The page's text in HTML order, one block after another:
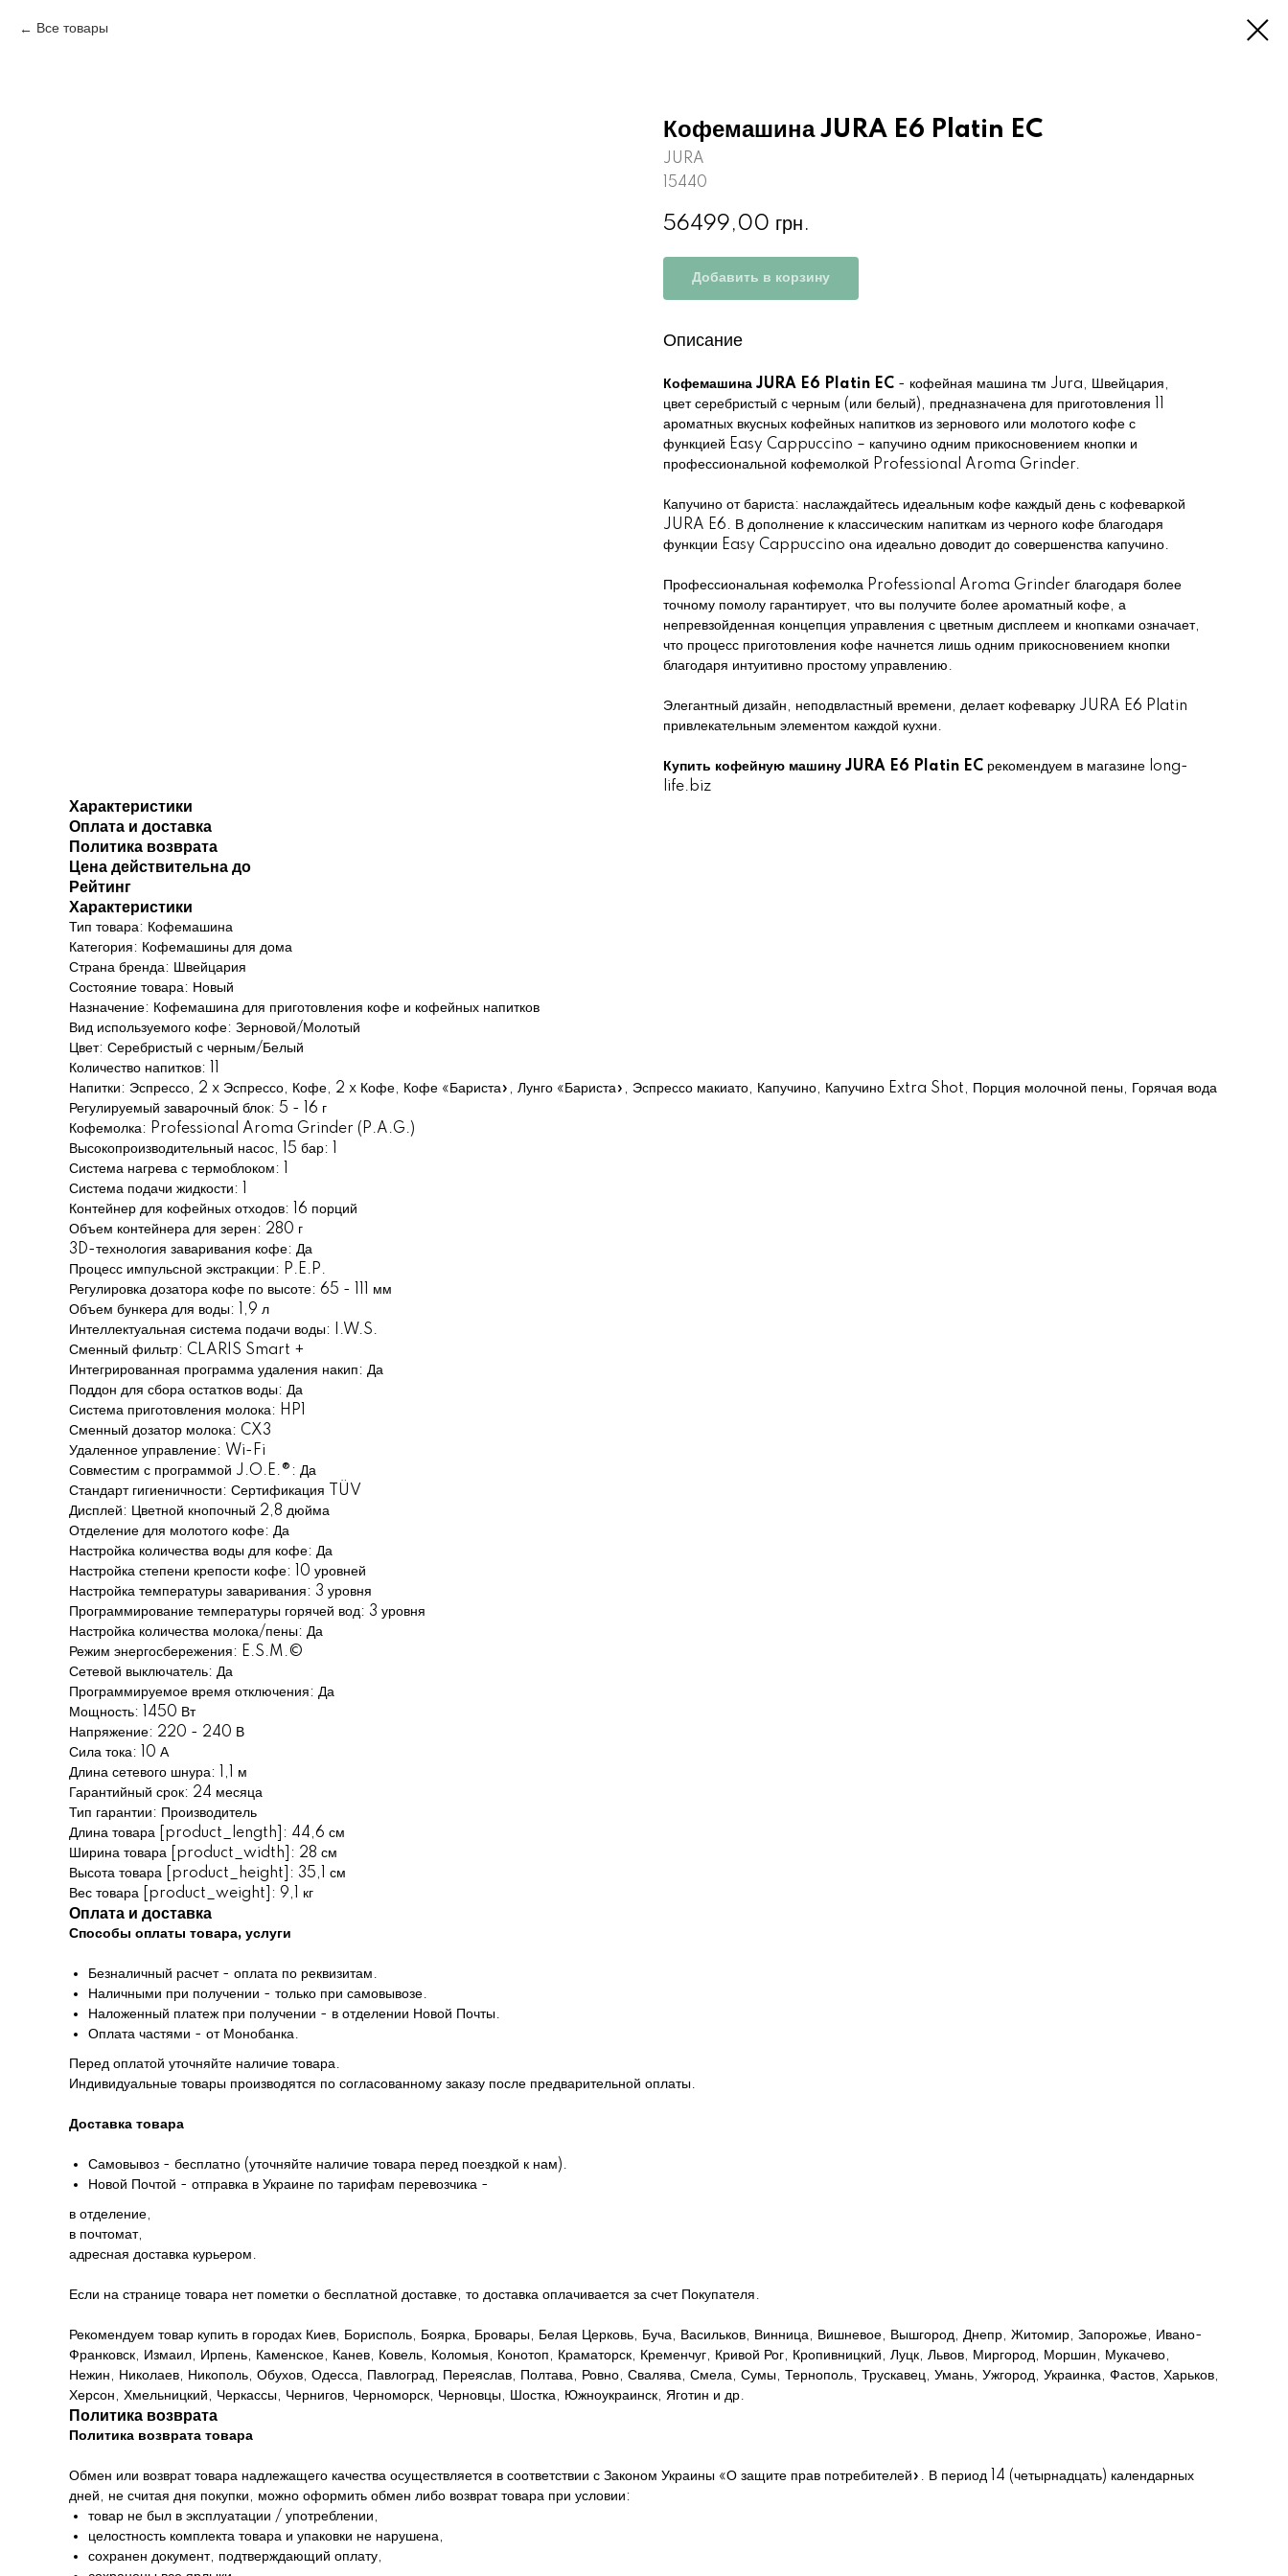
Все товары
Кофемашина JURA E6 Platin EC
JURA
15440
56499,00 грн.
Добавить в корзину
Описание
Кофемашина JURA E6 Platin EC - кофейная машина тм Jura, Швейцария,
цвет серебристый с черным (или белый), предназначена для приготовления 11
ароматных вкусных кофейных напитков из зернового или молотого кофе с
функцией Easy Cappuccino – капучино одним прикосновением кнопки и
профессиональной кофемолкой Professional Aroma Grinder.
Капучино от бариста: наслаждайтесь идеальным кофе каждый день с кофеваркой
JURA E6. В дополнение к классическим напиткам из черного кофе благодаря
функции Easy Cappuccino она идеально доводит до совершенства капучино.
Профессиональная кофемолка Professional Aroma Grinder благодаря более
точному помолу гарантирует, что вы получите более ароматный кофе, а
непревзойденная концепция управления с цветным дисплеем и кнопками означает,
что процесс приготовления кофе начнется лишь одним прикосновением кнопки
благодаря интуитивно простому управлению.
Элегантный дизайн, неподвластный времени, делает кофеварку JURA E6 Platin
привлекательным элементом каждой кухни.
Купить кофейную машину JURA E6 Platin EC рекомендуем в магазине long-
life.biz
Характеристики
Оплата и доставка
Политика возврата
Цена действительна до
Рейтинг
Характеристики
Тип товара: Кофемашина
Категория: Кофемашины для дома
Страна бренда: Швейцария
Состояние товара: Новый
Назначение: Кофемашина для приготовления кофе и кофейных напитков
Вид используемого кофе: Зерновой/Молотый
Цвет: Серебристый с черным/Белый
Количество напитков: 11
Напитки: Эспрессо, 2 x Эспрессо, Кофе, 2 x Кофе, Кофе «Бариста», Лунго «Бариста», Эспрессо макиато, Капучино, Капучино Extra Shot, Порция молочной пены, Горячая вода
Регулируемый заварочный блок: 5 - 16 г
Кофемолка: Professional Aroma Grinder (P.A.G.)
Высокопроизводительный насос, 15 бар: 1
Система нагрева с термоблоком: 1
Система подачи жидкости: 1
Контейнер для кофейных отходов: 16 порций
Объем контейнера для зерен: 280 г
3D-технология заваривания кофе: Да
Процесс импульсной экстракции: P.E.P.
Регулировка дозатора кофе по высоте: 65 - 111 мм
Объем бункера для воды: 1,9 л
Интеллектуальная система подачи воды: I.W.S.
Сменный фильтр: CLARIS Smart +
Интегрированная программа удаления накип: Да
Поддон для сбора остатков воды: Да
Система приготовления молока: HP1
Сменный дозатор молока: CX3
Удаленное управление: Wi-Fi
Совместим с программой J.O.E.®: Да
Стандарт гигиеничности: Сертификация TÜV
Дисплей: Цветной кнопочный 2,8 дюйма
Отделение для молотого кофе: Да
Настройка количества воды для кофе: Да
Настройка степени крепости кофе: 10 уровней
Настройка температуры заваривания: 3 уровня
Программирование температуры горячей вод: 3 уровня
Настройка количества молока/пены: Да
Режим энергосбережения: E.S.M.©
Сетевой выключатель: Да
Программируемое время отключения: Да
Мощность: 1450 Вт
Напряжение: 220 - 240 В
Сила тока: 10 А
Длина сетевого шнура: 1,1 м
Гарантийный срок: 24 месяца
Тип гарантии: Производитель
Длина товара [product_length]: 44,6 см
Ширина товара [product_width]: 28 см
Высота товара [product_height]: 35,1 см
Вес товара [product_weight]: 9,1 кг
Оплата и доставка
Способы оплаты товара, услуги
Безналичный расчет - оплата по реквизитам.
Наличными при получении - только при самовывозе.
Наложенный платеж при получении - в отделении Новой Почты.
Оплата частями - от Монобанка.
Перед оплатой уточняйте наличие товара.
Индивидуальные товары производятся по согласованному заказу после предварительной оплаты.
Доставка товара
Самовывоз - бесплатно (уточняйте наличие товара перед поездкой к нам).
Новой Почтой - отправка в Украине по тарифам перевозчика -
в отделение,
в почтомат,
адресная доставка курьером.
Если на странице товара нет пометки о бесплатной доставке, то доставка оплачивается за счет Покупателя.
Рекомендуем товар купить в городах Киев, Борисполь, Боярка, Бровары, Белая Церковь, Буча, Васильков, Винница, Вишневое, Вышгород, Днепр, Житомир, Запорожье, Ивано-
Франковск, Измаил, Ирпень, Каменское, Канев, Ковель, Коломыя, Конотоп, Краматорск, Кременчуг, Кривой Рог, Кропивницкий, Луцк, Львов, Миргород, Моршин, Мукачево,
Нежин, Николаев, Никополь, Обухов, Одесса, Павлоград, Переяслав, Полтава, Ровно, Свалява, Смела, Сумы, Тернополь, Трускавец, Умань, Ужгород, Украинка, Фастов, Харьков,
Херсон, Хмельницкий, Черкассы, Чернигов, Черноморск, Черновцы, Шостка, Южноукраинск, Яготин и др.
Политика возврата
Политика возврата товара
Обмен или возврат товара надлежащего качества осуществляется в соответствии с Законом Украины «О защите прав потребителей». В период 14 (четырнадцать) календарных
дней, не считая дня покупки, можно оформить обмен либо возврат товара при условии:
товар не был в эксплуатации / употреблении,
целостность комплекта товара и упаковки не нарушена,
сохранен документ, подтверждающий оплату,